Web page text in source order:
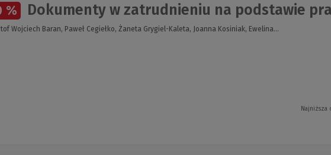
% Dokumenty w zatrudnieniu na podstawie
Wojciech Baran, Paweł Cegiełko, Żaneta Grygiel-Kaleta, Joanna Kosiniak, Ewelina...
Najniższa